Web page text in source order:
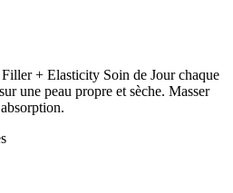
+ Elasticity Soin de Jour chaque
une peau propre et sèche. Masser